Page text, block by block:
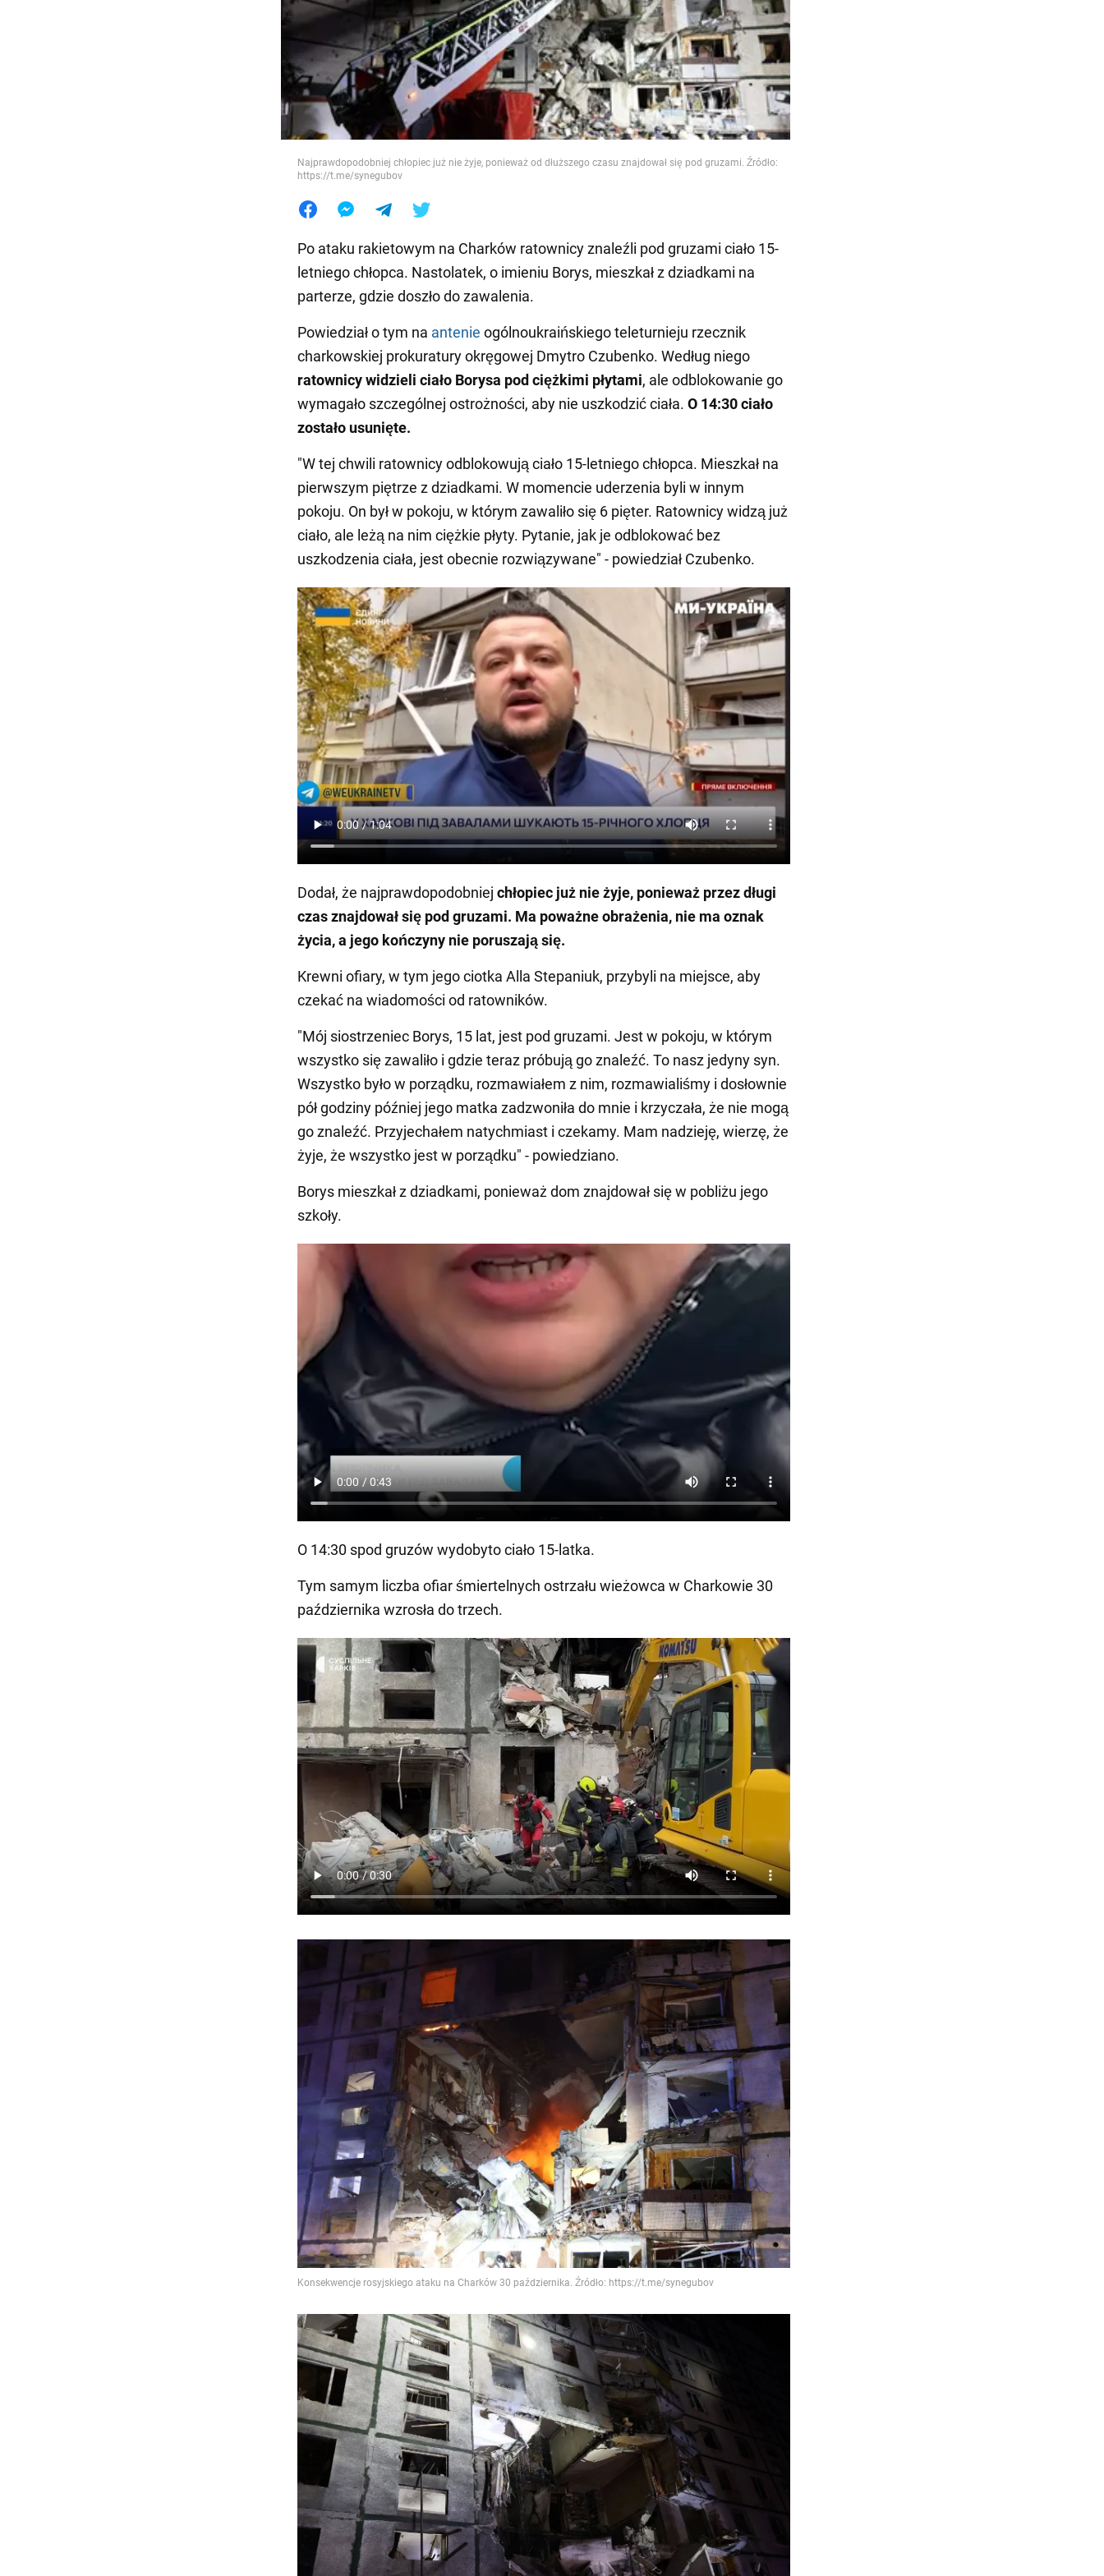
Jedzenie
Najprawdopodobniej chłopiec już nie żyje, ponieważ od dłuższego czasu znajdował się pod gruzami. Źródło:
https://t.me/synegubov
Po ataku rakietowym na Charków ratownicy znaleźli pod gruzami ciało 15-
letniego chłopca. Nastolatek, o imieniu Borys, mieszkał z dziadkami na
parterze, gdzie doszło do zawalenia.
Powiedział o tym na antenie ogólnoukraińskiego teleturnieju rzecznik
charkowskiej prokuratury okręgowej Dmytro Czubenko. Według niego
ratownicy widzieli ciało Borysa pod ciężkimi płytami, ale odblokowanie go
wymagało szczególnej ostrożności, aby nie uszkodzić ciała. O 14:30 ciało
zostało usunięte.
"W tej chwili ratownicy odblokowują ciało 15-letniego chłopca. Mieszkał na
pierwszym piętrze z dziadkami. W momencie uderzenia byli w innym
pokoju. On był w pokoju, w którym zawaliło się 6 pięter. Ratownicy widzą już
ciało, ale leżą na nim ciężkie płyty. Pytanie, jak je odblokować bez
uszkodzenia ciała, jest obecnie rozwiązywane" - powiedział Czubenko.
Dodał, że najprawdopodobniej chłopiec już nie żyje, ponieważ przez długi
czas znajdował się pod gruzami. Ma poważne obrażenia, nie ma oznak
życia, a jego kończyny nie poruszają się.
Krewni ofiary, w tym jego ciotka Alla Stepaniuk, przybyli na miejsce, aby
czekać na wiadomości od ratowników.
"Mój siostrzeniec Borys, 15 lat, jest pod gruzami. Jest w pokoju, w którym
wszystko się zawaliło i gdzie teraz próbują go znaleźć. To nasz jedyny syn.
Wszystko było w porządku, rozmawiałem z nim, rozmawialiśmy i dosłownie
pół godziny później jego matka zadzwoniła do mnie i krzyczała, że nie mogą
go znaleźć. Przyjechałem natychmiast i czekamy. Mam nadzieję, wierzę, że
żyje, że wszystko jest w porządku" - powiedziano.
Borys mieszkał z dziadkami, ponieważ dom znajdował się w pobliżu jego
szkoły.
O 14:30 spod gruzów wydobyto ciało 15-latka.
Tym samym liczba ofiar śmiertelnych ostrzału wieżowca w Charkowie 30
października wzrosła do trzech.